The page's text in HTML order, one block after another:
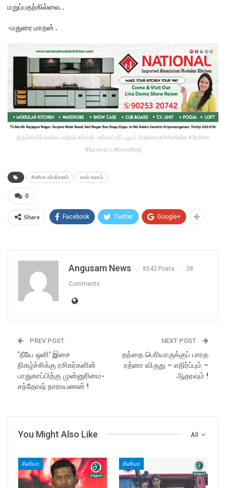
மறுப்பதற்கில்லை. .
-மதுரை மாறன் ‌.
திருச்சியில் நவீன மாடூலர் கிச்சன் -உங்கள் வீட்டிலும் | National Modular Kitchen
#business #trending
சினிமா விமர்சனம் லால் சலாம்
0
Share Facebook Twitter Google+
Angusam News 8542 Posts 28
Comments
PREV POST
‘நீயே ஒளி’ இசை
நிகழ்ச்சிக்கு ரசிகர்களின்
பாதுகாப்பிற்கு முன்னுரிமை-
சந்தோஷ் நாராயணன் !
NEXT POST
தந்தை பெரியாருக்குப் பாரத
ரத்னா விருது – எதிர்ப்பும் –
ஆதரவும் !
All
You Might Also Like
சினிமா சினிமா